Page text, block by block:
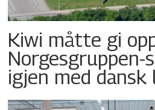
Kiwi måtte gi
Norgesgruppen-
igjen med dansk